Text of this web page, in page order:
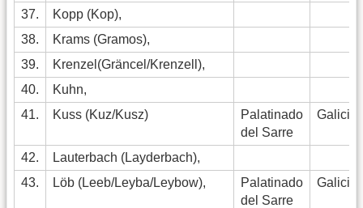
37.
Kopp (Kop),
38.
Krams (Gramos),
39.
Krenzel(Gräncel/Krenzell),
40.
Kuhn,
41.
Kuss (Kuz/Kusz)
Palatinado
del Sarre
Galicia
42.
Lauterbach (Layderbach),
43.
Löb (Leeb/Leyba/Leybow),
Palatinado
del Sarre
Galicia